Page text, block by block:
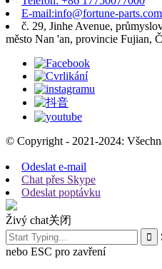
E-mail:info@fortune-parts.com
č. 29, Jinhe Avenue,
město Nan 'an, provincie Fujian,
© Copyright - 2021-2024:
Odeslat e-mail
Chat přes Skype
Odeslat poptávku
Živý chat关闭
nebo ESC pro zavření